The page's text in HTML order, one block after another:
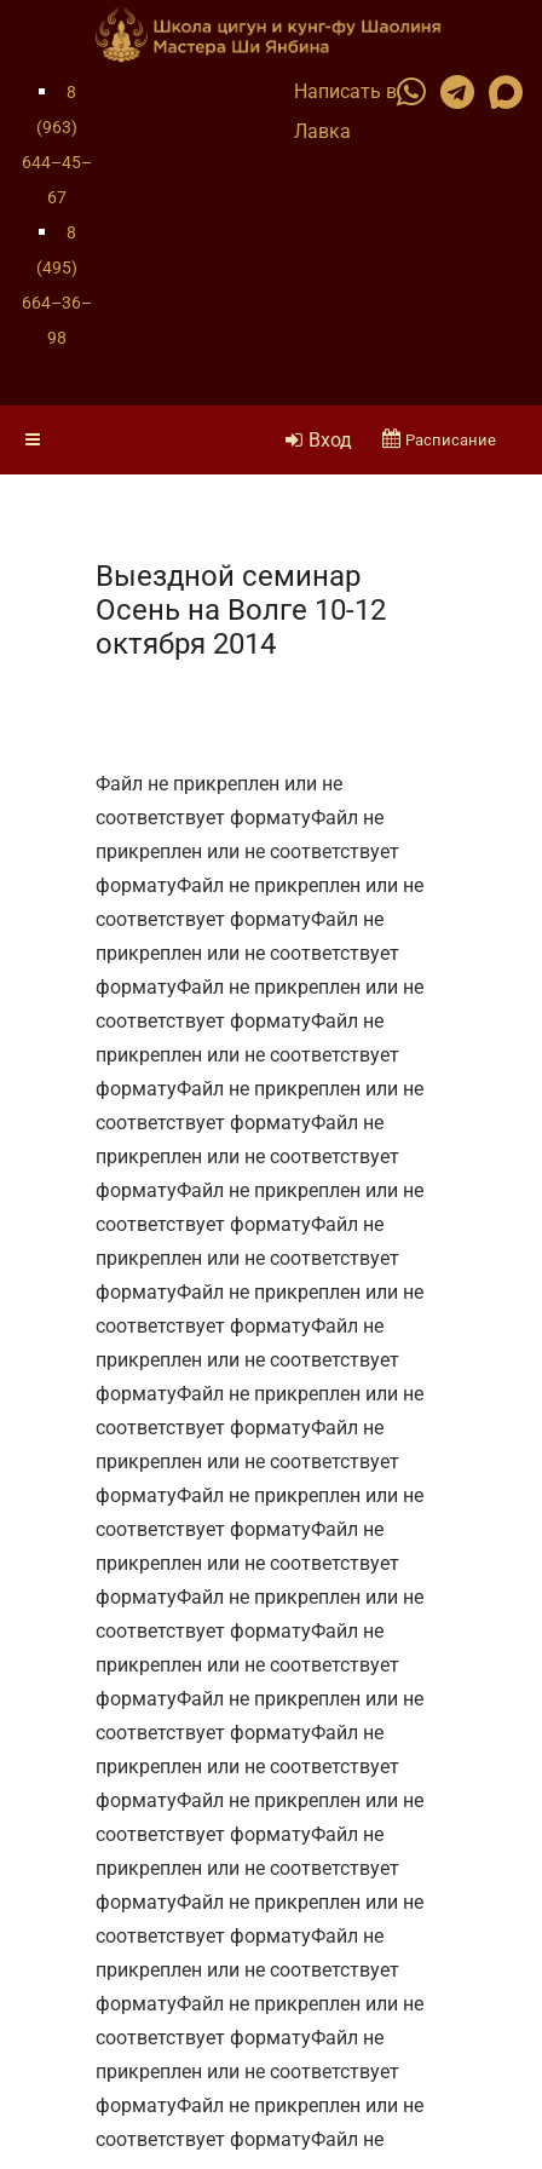
8
(963)
644–45–
67
8
(495)
664–36–
98
Написать в
Лавка
Вход Расписание
Выездной семинар
Осень на Волге 10-12
октября 2014
Файл не прикреплен или не
соответствует форматуФайл не
прикреплен или не соответствует
форматуФайл не прикреплен или не
соответствует форматуФайл не
прикреплен или не соответствует
форматуФайл не прикреплен или не
соответствует форматуФайл не
прикреплен или не соответствует
форматуФайл не прикреплен или не
соответствует форматуФайл не
прикреплен или не соответствует
форматуФайл не прикреплен или не
соответствует форматуФайл не
прикреплен или не соответствует
форматуФайл не прикреплен или не
соответствует форматуФайл не
прикреплен или не соответствует
форматуФайл не прикреплен или не
соответствует форматуФайл не
прикреплен или не соответствует
форматуФайл не прикреплен или не
соответствует форматуФайл не
прикреплен или не соответствует
форматуФайл не прикреплен или не
соответствует форматуФайл не
прикреплен или не соответствует
форматуФайл не прикреплен или не
соответствует форматуФайл не
прикреплен или не соответствует
форматуФайл не прикреплен или не
соответствует форматуФайл не
прикреплен или не соответствует
форматуФайл не прикреплен или не
соответствует форматуФайл не
прикреплен или не соответствует
форматуФайл не прикреплен или не
соответствует форматуФайл не
прикреплен или не соответствует
форматуФайл не прикреплен или не
соответствует форматуФайл не